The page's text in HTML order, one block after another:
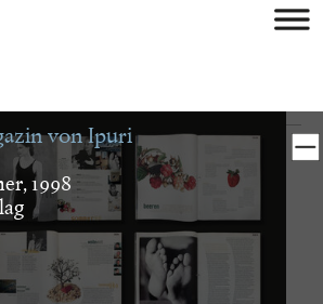
galerie
von Ipuri
1998